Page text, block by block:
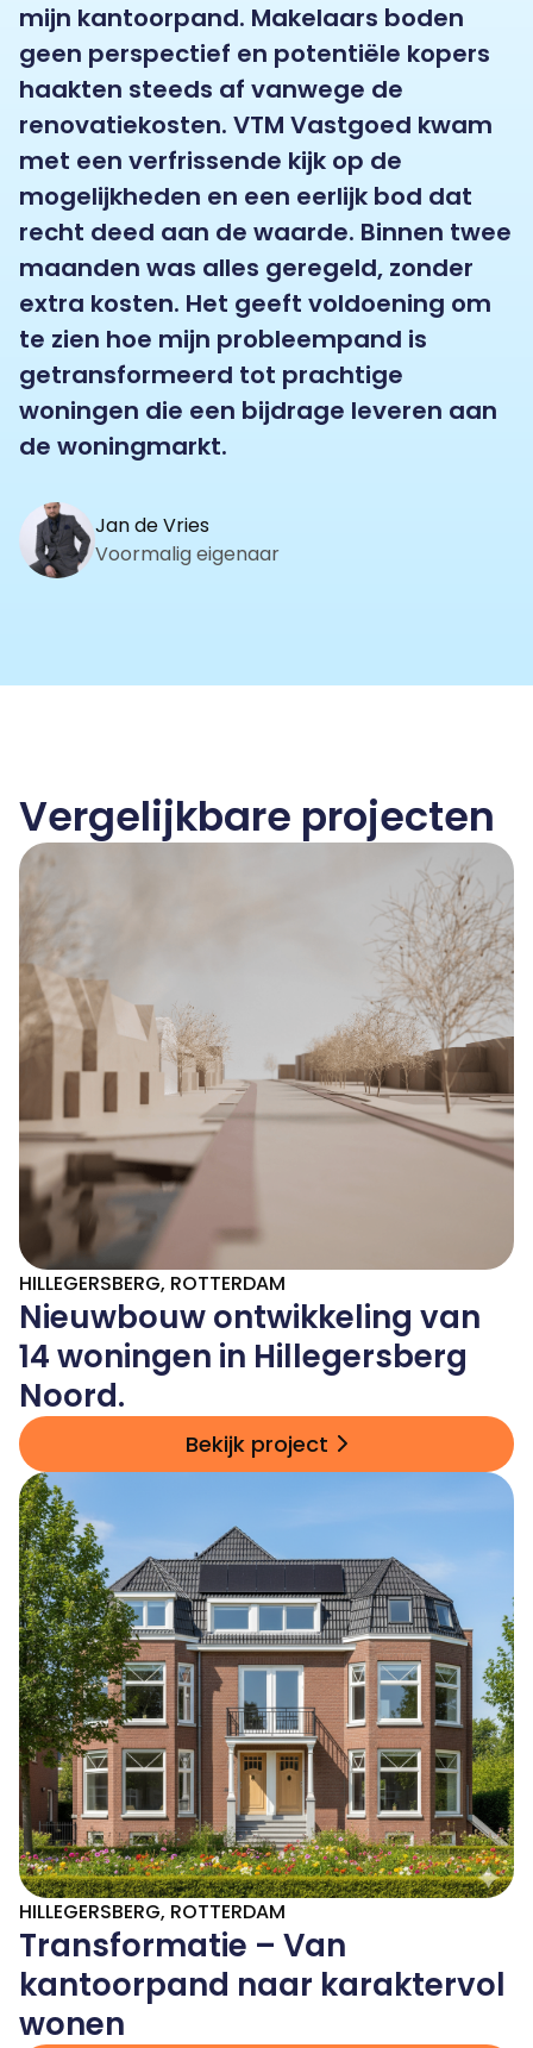
mijn kantoorpand. Makelaars boden
geen perspectief en potentiële kopers
haakten steeds af vanwege de
renovatiekosten. VTM Vastgoed kwam
met een verfrissende kijk op de
mogelijkheden en een eerlijk bod dat
recht deed aan de waarde. Binnen twee
maanden was alles geregeld, zonder
extra kosten. Het geeft voldoening om
te zien hoe mijn probleempand is
getransformeerd tot prachtige
woningen die een bijdrage leveren aan
de woningmarkt.
Jan de Vries
Voormalig eigenaar
Vergelijkbare projecten
HILLEGERSBERG, ROTTERDAM
Nieuwbouw ontwikkeling van
14 woningen in Hillegersberg
Noord.
Bekijk project
HILLEGERSBERG, ROTTERDAM
Transformatie – Van
kantoorpand naar karaktervol
wonen